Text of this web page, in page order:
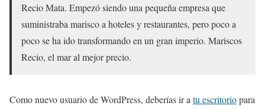
Recio Mata. Empezó siendo una pequeña empresa que
suministraba marisco a hoteles y restaurantes, pero poco a
poco se ha ido transformando en un gran imperio. Mariscos
Recio, el mar al mejor precio.
Como nuevo usuario de WordPress, deberías ir a tu escritoriopara